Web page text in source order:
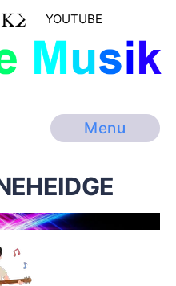
YOUTUBE
Menu